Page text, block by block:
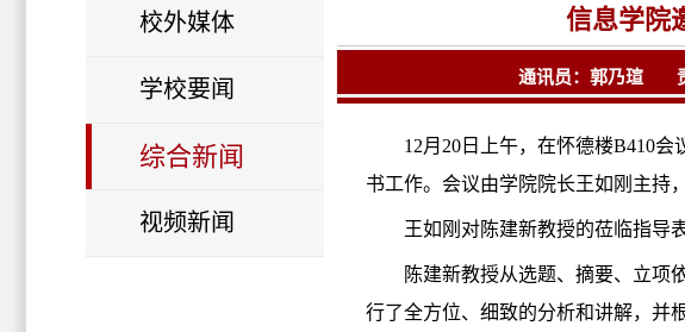
校外媒体
学校要闻
综合新闻
视频新闻
信息学院
通讯员：郭乃瑄
12月20日上午， 在怀德楼B410会
书工作。会议由学院院长王如刚主持
王如刚对陈建新教授的莅临指导
陈建新教授从选题、摘要、立项
行了全方位、细致的分析和讲解，并